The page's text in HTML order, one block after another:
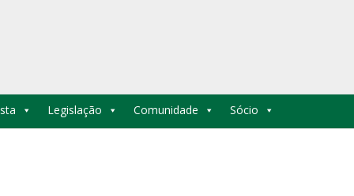
Legislação Comunidade Sócio